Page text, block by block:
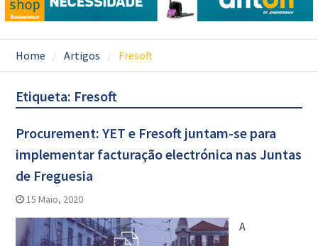
Home Artigos Fresoft
Etiqueta: Fresoft
Procurement: YET e Fresoft juntam-se para
implementar facturação electrónica nas Juntas
de Freguesia
15 Maio, 2020
A